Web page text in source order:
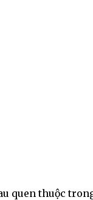
quen thuộc